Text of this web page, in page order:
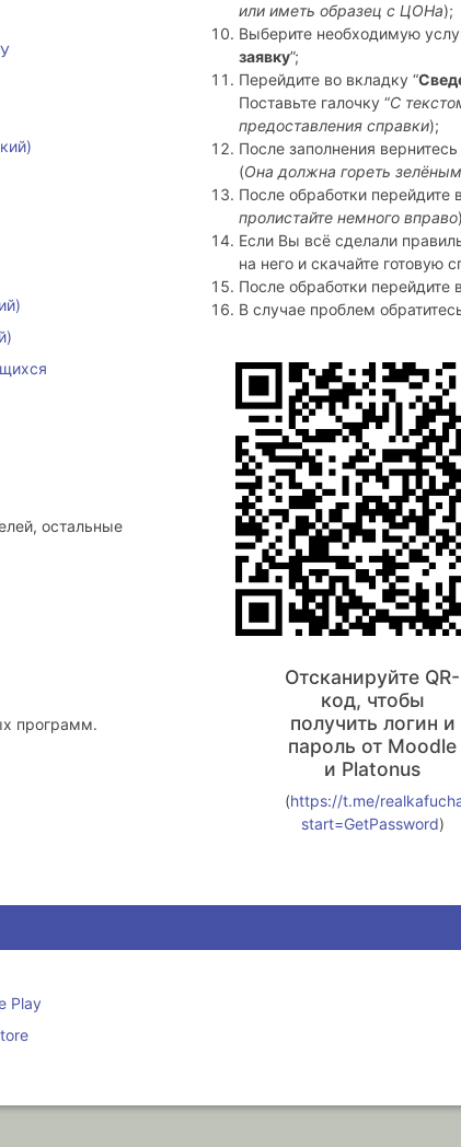
остальные
программ.
или иметь образец с ЦОНа);
Выберите необходимую
заявку”;
Перейдите во вкладку “
Поставьте галочку “С
предоставления справки);
После заполнения
(Она должна гореть
После обработки перейдите
пролистайте немного вправо
Если Вы всё сделали
на него и скачайте готовую
После обработки перейдите
В случае проблем
Отсканируйте QR-
код, чтобы
получить логин и
пароль от Moodle
и Platonus
(https://t.me/
start=GetPassword)
Play